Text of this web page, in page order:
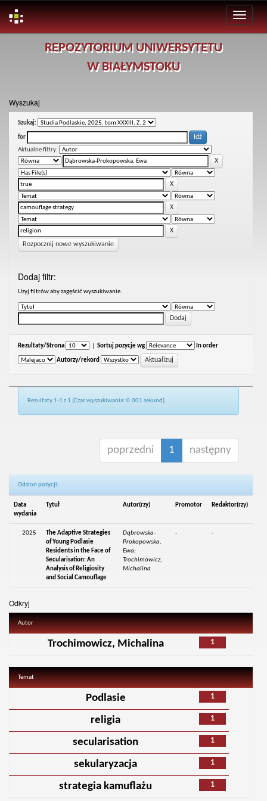
REPOZYTORIUM UNIWERSYTETU
W BIAŁYMSTOKU
Wyszukaj
Szukaj:
for
Aktualne filtry:
Rozpocznij nowe wyszukiwanie
Dodaj filtr:
Uzyj filtrów aby zagęścić wyszukiwanie.
Rezultaty/Strona Sortuj pozycje wg In order
Autorzy/rekord
Rezultaty 1-1 z 1 (Czas wyszukiwania: 0.001 sekund).
poprzedni 1 następny
Odsłon pozycji:
Data
wydania
Tytuł Autor(rzy) Promotor Redaktor(rzy)
2025
The Adaptive Strategies
of Young Podlasie
Residents in the Face of
Secularisation: An
Analysis of Religiosity
and Social Camouflage
Dąbrowska-
Prokopowska,
Ewa;
Trochimowicz,
Michalina
- -
Odkryj
Autor
1
Trochimowicz, Michalina
Temat
1
Podlasie
1
religia
1
secularisation
1
sekularyzacja
1
strategia kamuflażu